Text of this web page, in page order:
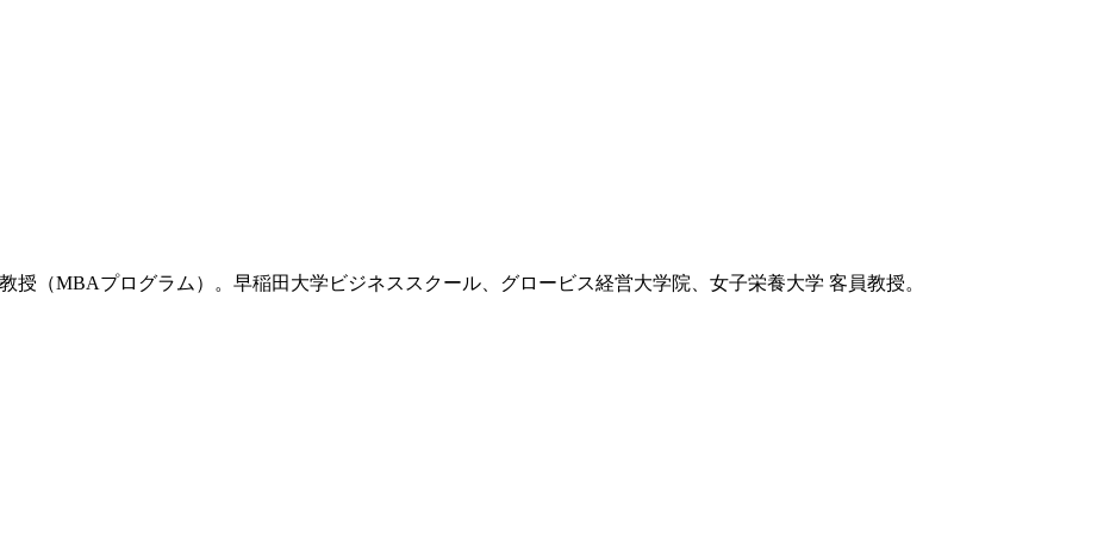
授（MBAプログラム）。早稲田大学ビジネススクール、グロービス経営大学院、女子栄養大学 客員教授。